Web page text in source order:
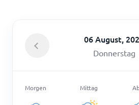
06 August,
Donnerstag
Morgen Mittag